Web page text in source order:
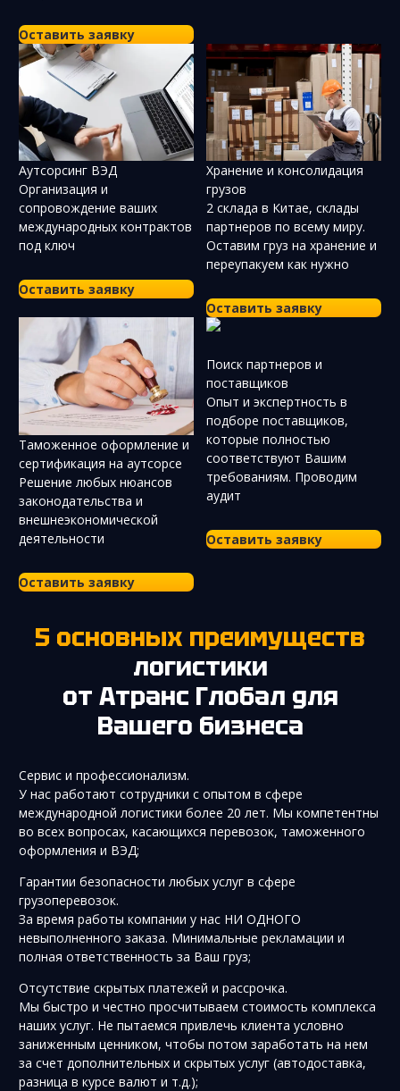
Оставить заявку
Аутсорсинг ВЭД
Организация и
сопровождение ваших
международных контрактов
под ключ
Оставить заявку
Хранение и консолидация
грузов
2 склада в Китае, склады
партнеров по всему миру.
Оставим груз на хранение и
переупакуем как нужно
Оставить заявку
Таможенное оформление и
сертификация на аутсорсе
Решение любых нюансов
законодательства и
внешнеэкономической
деятельности
Оставить заявку
Поиск партнеров и
поставщиков
Опыт и экспертность в
подборе поставщиков,
которые полностью
соответствуют Вашим
требованиям. Проводим
аудит
Оставить заявку
5 основных преимуществ
логистики
от Атранс Глобал для
Вашего бизнеса
Сервис и профессионализм.
У нас работают сотрудники с опытом в сфере
международной логистики более 20 лет. Мы компетентны
во всех вопросах, касающихся перевозок, таможенного
оформления и ВЭД;
Гарантии безопасности любых услуг в сфере
грузоперевозок.
За время работы компании у нас НИ ОДНОГО
невыполненного заказа. Минимальные рекламации и
полная ответственность за Ваш груз;
Отсутствие скрытых платежей и рассрочка.
Мы быстро и честно просчитываем стоимость комплекса
наших услуг. Не пытаемся привлечь клиента условно
заниженным ценником, чтобы потом заработать на нем
за счет дополнительных и скрытых услуг (автодоставка,
разница в курсе валют и т.д.);